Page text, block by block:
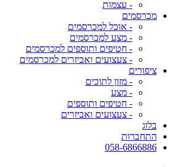
- עצמות
מכרסמים
- אוכל למכרסמים
- מצע למכרסמים
- חטיפים ותוספים למכרסמים
- צעצועים ואביזרים למכרסמים
ציפורים
- מזון לתוכים
- מצע
- חטיפים ותוספים
- צעצועים ואביזרים
בלוג
התחברות
058-6866886